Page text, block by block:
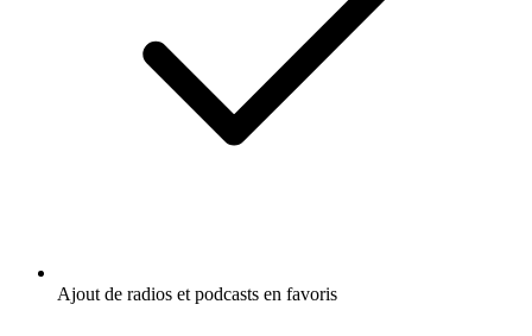
Ajout de radios et podcasts en favoris